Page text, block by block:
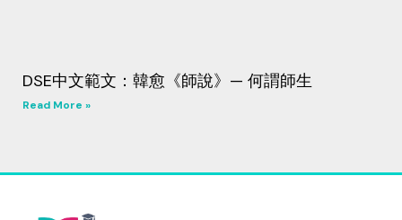
DSE中文範文：韓愈《師說》— 何謂師生
Read More »